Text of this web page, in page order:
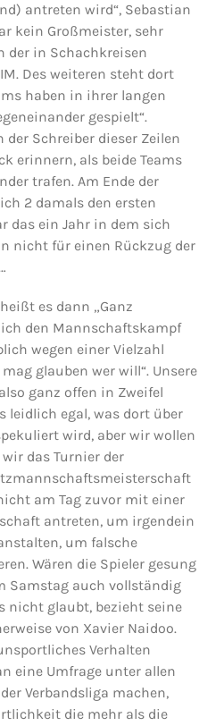
antreten wird“, Sebastian
kein Großmeister, sehr
der in Schachkreisen
Des weiteren steht dort
haben in ihrer langen
gespielt“.
Schreiber dieser Zeilen
erinnern, als beide Teams
trafen. Am Ende der
2 damals den ersten
das ein Jahr in dem sich
nicht für einen Rückzug der
es dann „Ganz
den Mannschaftskampf
wegen einer Vielzahl
glauben wer will“. Unsere
ganz offen in Zweifel
leidlich egal, was dort über
wird, aber wir wollen
das Turnier der
am Tag zuvor mit einer
antreten, um irgendein
um falsche
Wären die Spieler gesung
Samstag auch vollständig
nicht glaubt, bezieht seine
von Xavier Naidoo.
Verhalten
eine Umfrage unter allen
Verbandsliga machen,
die mehr als die